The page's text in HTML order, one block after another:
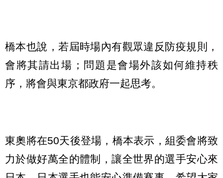
橋本也說，若屆時場內有觀眾違反防疫規則，
會將其請出場；問題是會場外該如何維持秩
序，將會與東京都政府一起思考。
東奧將在50天後登場，橋本表示，組委會將致
力於做好萬全的體制，讓全世界的選手安心來